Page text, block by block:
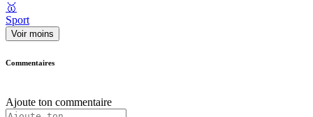
🥇
Sport
Voir moins
Commentaires
Ajoute ton commentaire